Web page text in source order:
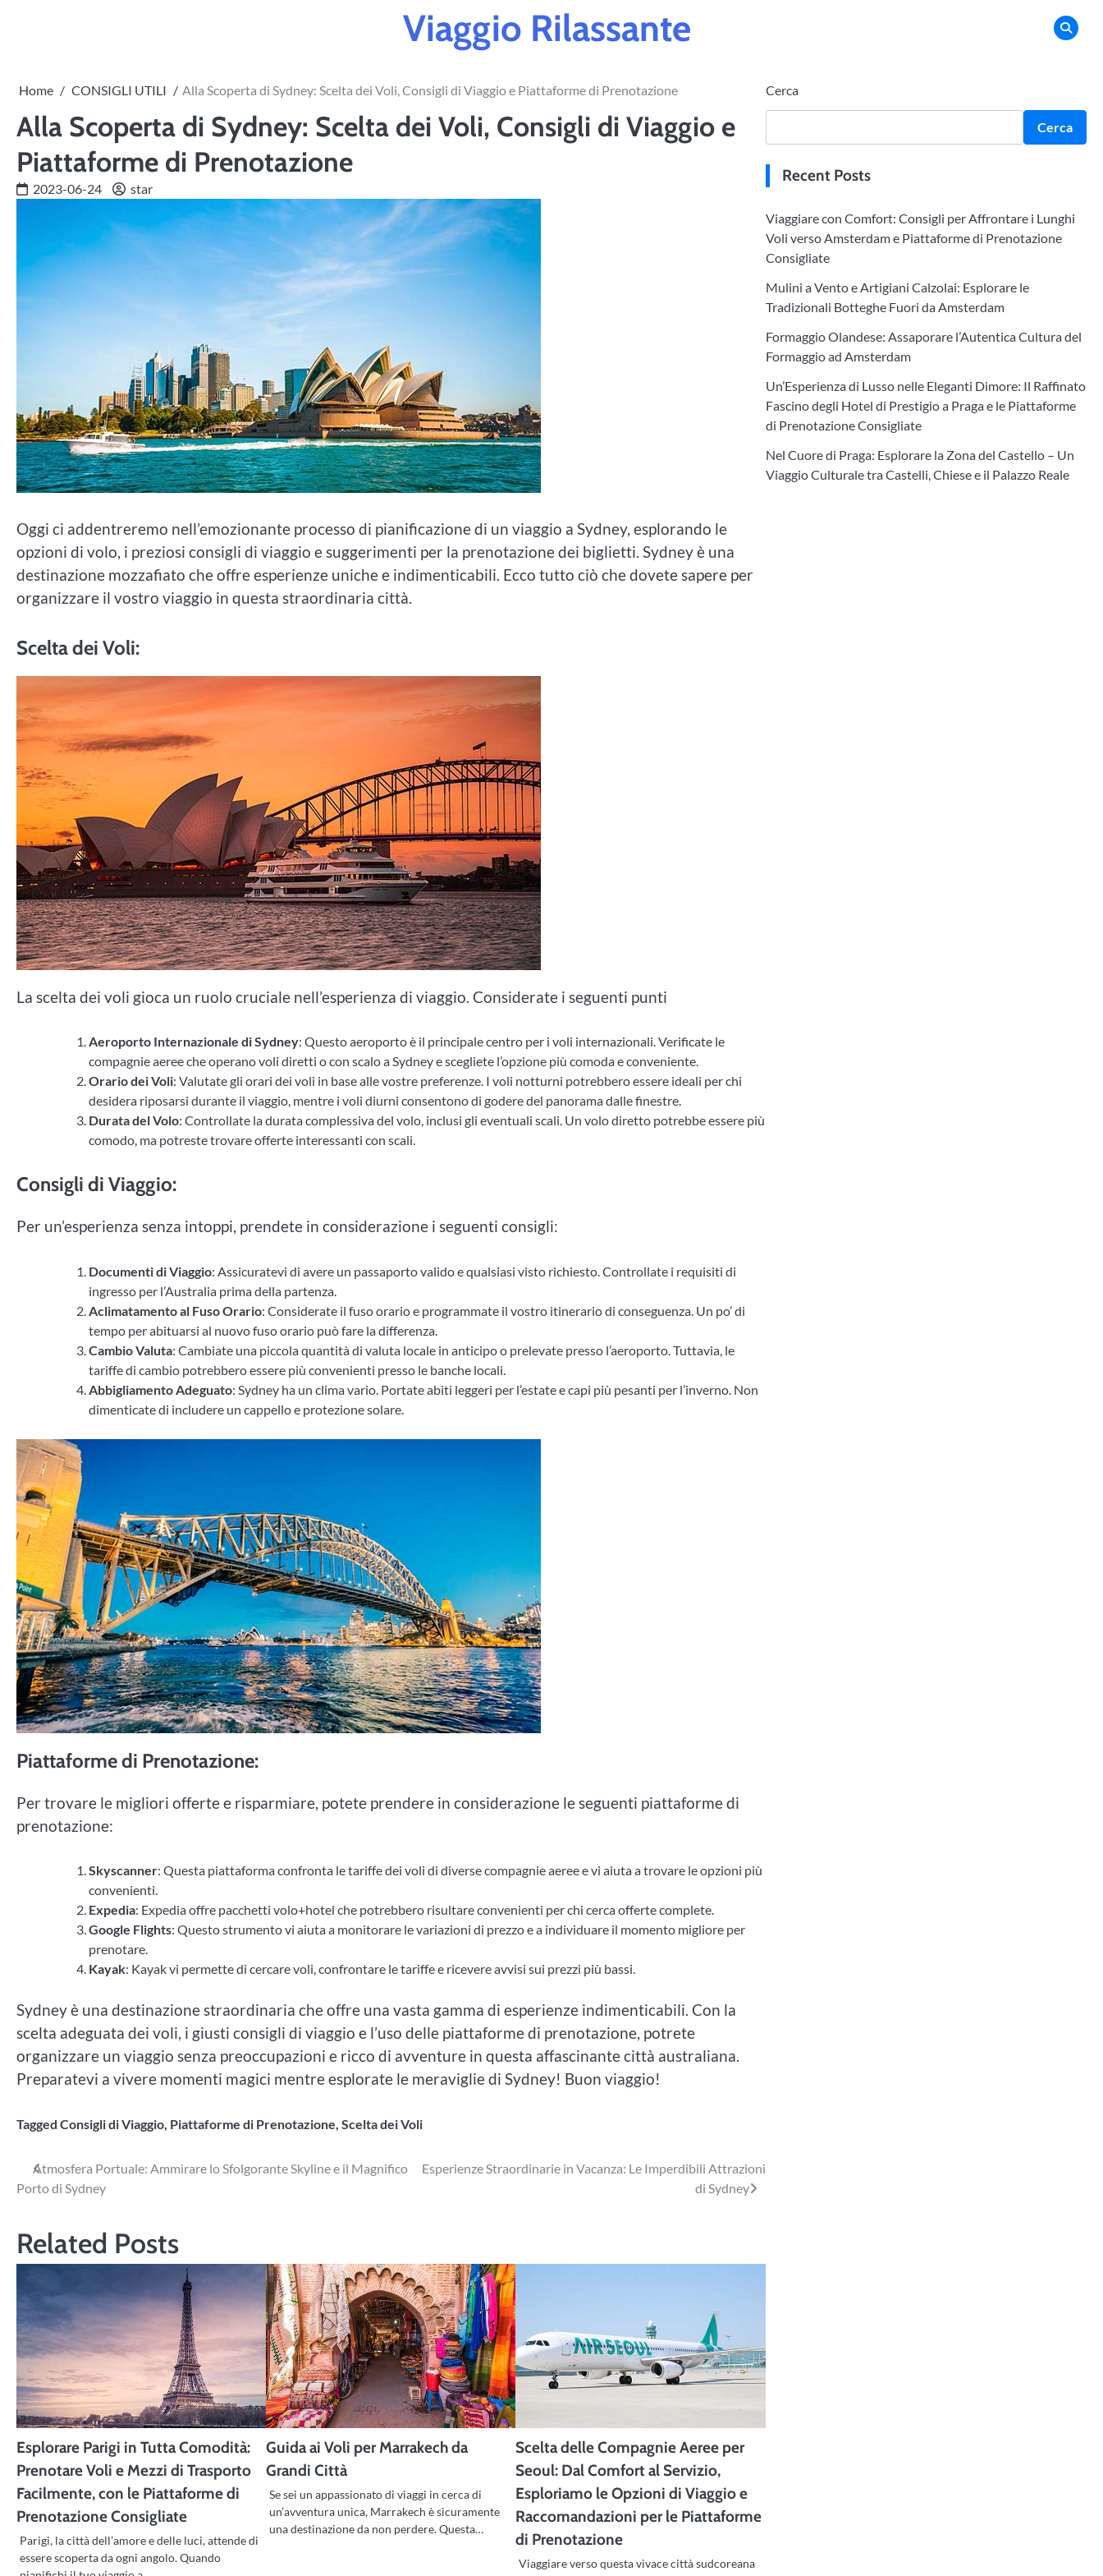
Viaggio Rilassante
Home CONSIGLI UTILI Alla Scoperta di Sydney: Scelta dei Voli, Consigli di Viaggio e Piattaforme di Prenotazione
Alla Scoperta di Sydney: Scelta dei Voli, Consigli di Viaggio e
Piattaforme di Prenotazione
2023-06-24 star
Oggi ci addentreremo nell’emozionante processo di pianificazione di un viaggio a Sydney, esplorando le
opzioni di volo, i preziosi consigli di viaggio e suggerimenti per la prenotazione dei biglietti. Sydney è una
destinazione mozzafiato che offre esperienze uniche e indimenticabili. Ecco tutto ciò che dovete sapere per
organizzare il vostro viaggio in questa straordinaria città.
Scelta dei Voli:
La scelta dei voli gioca un ruolo cruciale nell’esperienza di viaggio. Considerate i seguenti punti
Aeroporto Internazionale di Sydney: Questo aeroporto è il principale centro per i voli internazionali. Verificate le
compagnie aeree che operano voli diretti o con scalo a Sydney e scegliete l’opzione più comoda e conveniente.
Orario dei Voli: Valutate gli orari dei voli in base alle vostre preferenze. I voli notturni potrebbero essere ideali per chi
desidera riposarsi durante il viaggio, mentre i voli diurni consentono di godere del panorama dalle finestre.
Durata del Volo: Controllate la durata complessiva del volo, inclusi gli eventuali scali. Un volo diretto potrebbe essere più
comodo, ma potreste trovare offerte interessanti con scali.
Consigli di Viaggio:
Per un’esperienza senza intoppi, prendete in considerazione i seguenti consigli:
Documenti di Viaggio: Assicuratevi di avere un passaporto valido e qualsiasi visto richiesto. Controllate i requisiti di
ingresso per l’Australia prima della partenza.
Aclimatamento al Fuso Orario: Considerate il fuso orario e programmate il vostro itinerario di conseguenza. Un po’ di
tempo per abituarsi al nuovo fuso orario può fare la differenza.
Cambio Valuta: Cambiate una piccola quantità di valuta locale in anticipo o prelevate presso l’aeroporto. Tuttavia, le
tariffe di cambio potrebbero essere più convenienti presso le banche locali.
Abbigliamento Adeguato: Sydney ha un clima vario. Portate abiti leggeri per l’estate e capi più pesanti per l’inverno. Non
dimenticate di includere un cappello e protezione solare.
Piattaforme di Prenotazione:
Per trovare le migliori offerte e risparmiare, potete prendere in considerazione le seguenti piattaforme di
prenotazione:
Skyscanner: Questa piattaforma confronta le tariffe dei voli di diverse compagnie aeree e vi aiuta a trovare le opzioni più
convenienti.
Expedia: Expedia offre pacchetti volo+hotel che potrebbero risultare convenienti per chi cerca offerte complete.
Google Flights: Questo strumento vi aiuta a monitorare le variazioni di prezzo e a individuare il momento migliore per
prenotare.
Kayak: Kayak vi permette di cercare voli, confrontare le tariffe e ricevere avvisi sui prezzi più bassi.
Sydney è una destinazione straordinaria che offre una vasta gamma di esperienze indimenticabili. Con la
scelta adeguata dei voli, i giusti consigli di viaggio e l’uso delle piattaforme di prenotazione, potrete
organizzare un viaggio senza preoccupazioni e ricco di avventure in questa affascinante città australiana.
Preparatevi a vivere momenti magici mentre esplorate le meraviglie di Sydney! Buon viaggio!
Tagged Consigli di Viaggio, Piattaforme di Prenotazione, Scelta dei Voli
Navigazione
articoli
Atmosfera Portuale: Ammirare lo Sfolgorante Skyline e il Magnifico
Porto di Sydney
Esperienze Straordinarie in Vacanza: Le Imperdibili Attrazioni
di Sydney
Related Posts
Esplorare Parigi in Tutta Comodità:
Prenotare Voli e Mezzi di Trasporto
Facilmente, con le Piattaforme di
Prenotazione Consigliate
Parigi, la città dell’amore e delle luci, attende di
essere scoperta da ogni angolo. Quando
Guida ai Voli per Marrakech da
Grandi Città
Se sei un appassionato di viaggi in cerca di
un’avventura unica, Marrakech è sicuramente
una destinazione da non perdere. Questa…
Scelta delle Compagnie Aeree per
Seoul: Dal Comfort al Servizio,
Esploriamo le Opzioni di Viaggio e
Raccomandazioni per le Piattaforme
di Prenotazione
Viaggiare verso questa vivace città sudcoreana
Cerca
Cerca
Recent Posts
Viaggiare con Comfort: Consigli per Affrontare i Lunghi
Voli verso Amsterdam e Piattaforme di Prenotazione
Consigliate
Mulini a Vento e Artigiani Calzolai: Esplorare le
Tradizionali Botteghe Fuori da Amsterdam
Formaggio Olandese: Assaporare l’Autentica Cultura del
Formaggio ad Amsterdam
Un’Esperienza di Lusso nelle Eleganti Dimore: Il Raffinato
Fascino degli Hotel di Prestigio a Praga e le Piattaforme
di Prenotazione Consigliate
Nel Cuore di Praga: Esplorare la Zona del Castello – Un
Viaggio Culturale tra Castelli, Chiese e il Palazzo Reale